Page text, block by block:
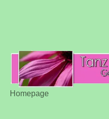
Homepage